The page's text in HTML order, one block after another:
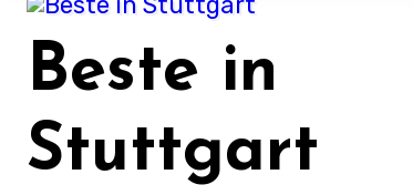
Beste in
Stuttgart